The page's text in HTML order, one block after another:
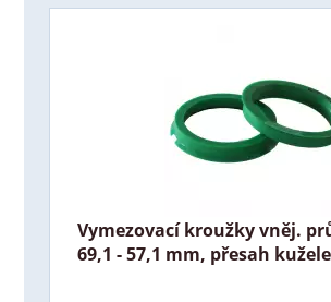
Vymezovací kroužky vněj.
69,1 - 57,1 mm, přesah